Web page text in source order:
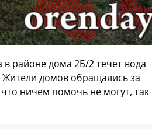
районе дома 2Б/2 течет вода
Жители домов обращались за
ничем помочь не могут, так